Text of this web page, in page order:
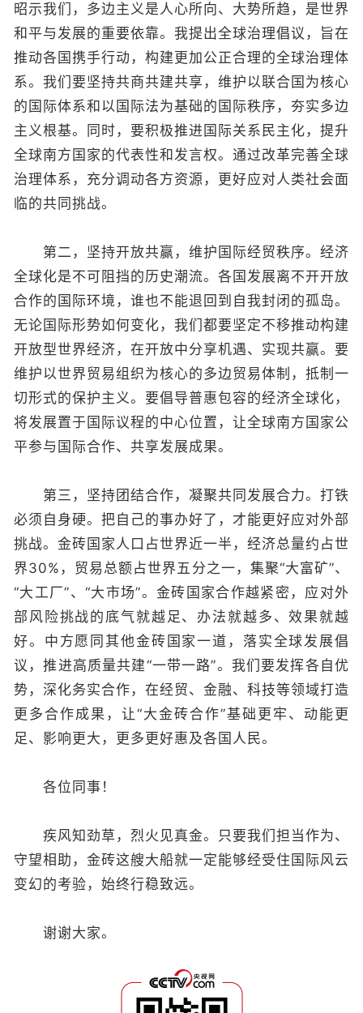
昭示我们，多边主义是人心所向、大势所趋，是世界
和平与发展的重要依靠。我提出全球治理倡议，旨在
推动各国携手行动，构建更加公正合理的全球治理体
系。我们要坚持共商共建共享，维护以联合国为核心
的国际体系和以国际法为基础的国际秩序，夯实多边
主义根基。同时，要积极推进国际关系民主化，提升
全球南方国家的代表性和发言权。通过改革完善全球
治理体系，充分调动各方资源，更好应对人类社会面
临的共同挑战。
第二，坚持开放共赢，维护国际经贸秩序。经济
全球化是不可阻挡的历史潮流。各国发展离不开开放
合作的国际环境，谁也不能退回到自我封闭的孤岛。
无论国际形势如何变化，我们都要坚定不移推动构建
开放型世界经济，在开放中分享机遇、实现共赢。要
维护以世界贸易组织为核心的多边贸易体制，抵制一
切形式的保护主义。要倡导普惠包容的经济全球化，
将发展置于国际议程的中心位置，让全球南方国家公
平参与国际合作、共享发展成果。
第三，坚持团结合作，凝聚共同发展合力。打铁
必须自身硬。把自己的事办好了，才能更好应对外部
挑战。金砖国家人口占世界近一半，经济总量约占世
界30%，贸易总额占世界五分之一，集聚“大富矿”、
“大工厂”、“大市场”。金砖国家合作越紧密，应对外
部风险挑战的底气就越足、办法就越多、效果就越
好。中方愿同其他金砖国家一道，落实全球发展倡
议，推进高质量共建“一带一路”。我们要发挥各自优
势，深化务实合作，在经贸、金融、科技等领域打造
更多合作成果，让“大金砖合作”基础更牢、动能更
足、影响更大，更多更好惠及各国人民。
各位同事！
疾风知劲草，烈火见真金。只要我们担当作为、
守望相助，金砖这艘大船就一定能够经受住国际风云
变幻的考验，始终行稳致远。
谢谢大家。